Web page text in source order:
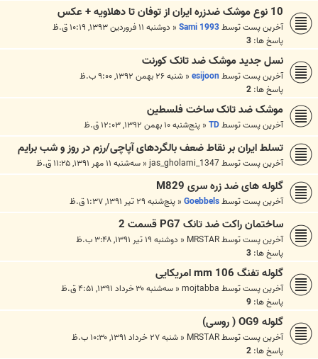
10 نوع موشک ضدزره ایران از توفان تا دهلاویه + عکس
آخرین پست توسطSami 1993
« دوشنبه ۱۱ فروردین ۱۳۹۳, ۱۰:۱۹ ق.ظ
پاسخ ها: 3
نسل جدید موشک ضد تانک کورنت
آخرین پست توسط esijoon
« شنبه ۲۶ بهمن ۱۳۹۲, ۹:۰۰ ب.ظ
پاسخ ها: 2
موشک ضد تانک ساخت فلسطین
آخرین پست توسطTD
« پنج‌شنبه ۱۰ بهمن ۱۳۹۲, ۱۲:۰۳ ق.ظ
تسلط ایران بر نقاط ضعف بالگردهای آپاچی/رزم در روز و شب برایم
آخرین پست توسطjas_gholami_1347
« سه‌شنبه ۱۱ مهر ۱۳۹۱, ۱۱:۲۵ ق.ظ
گلوله های ضد زره سری M829
آخرین پست توسطGoebbels
« پنج‌شنبه ۲۹ تیر ۱۳۹۱, ۱:۳۷ ق.ظ
ساختمان راکت ضد تانک PG7 قسمت 2
آخرین پست توسطMRSTAR
« دوشنبه ۱۹ تیر ۱۳۹۱, ۳:۴۸ ب.ظ
پاسخ ها: 3
گلوله تفنگ 106 mm امریکایی
آخرین پست توسط mojtabba
« سه‌شنبه ۳۰ خرداد ۱۳۹۱, ۴:۵۱ ق.ظ
پاسخ ها: 9
گلوله OG9 ( روسی)
آخرین پست توسطMRSTAR
« شنبه ۲۷ خرداد ۱۳۹۱, ۱۰:۳۰ ب.ظ
پاسخ ها: 2